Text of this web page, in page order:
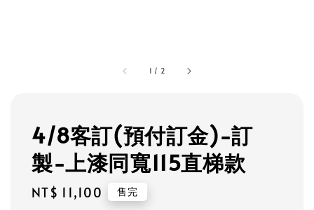
1 / 2
4/8客訂(預付訂金)-訂
製-上漆同寬115直梯款
Regular
NT$ 11,100 售完